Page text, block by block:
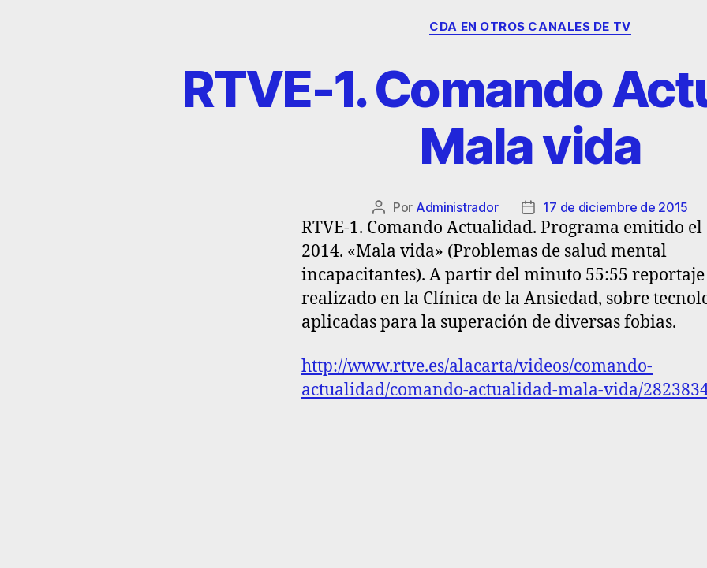
CDA EN OTROS CANALES DE TV
RTVE-1. Comando
Mala vida
Por Administrador 17 de diciembre de 2015
RTVE-1. Comando Actualidad. Programa emitido el
2014. «Mala vida» (Problemas de salud mental
incapacitantes). A partir del minuto 55:55 reportaje
realizado en la Clínica de la Ansiedad, sobre
aplicadas para la superación de diversas fobias.
http://www.rtve.es/alacarta/videos/comando-
actualidad/comando-actualidad-mala-vida/